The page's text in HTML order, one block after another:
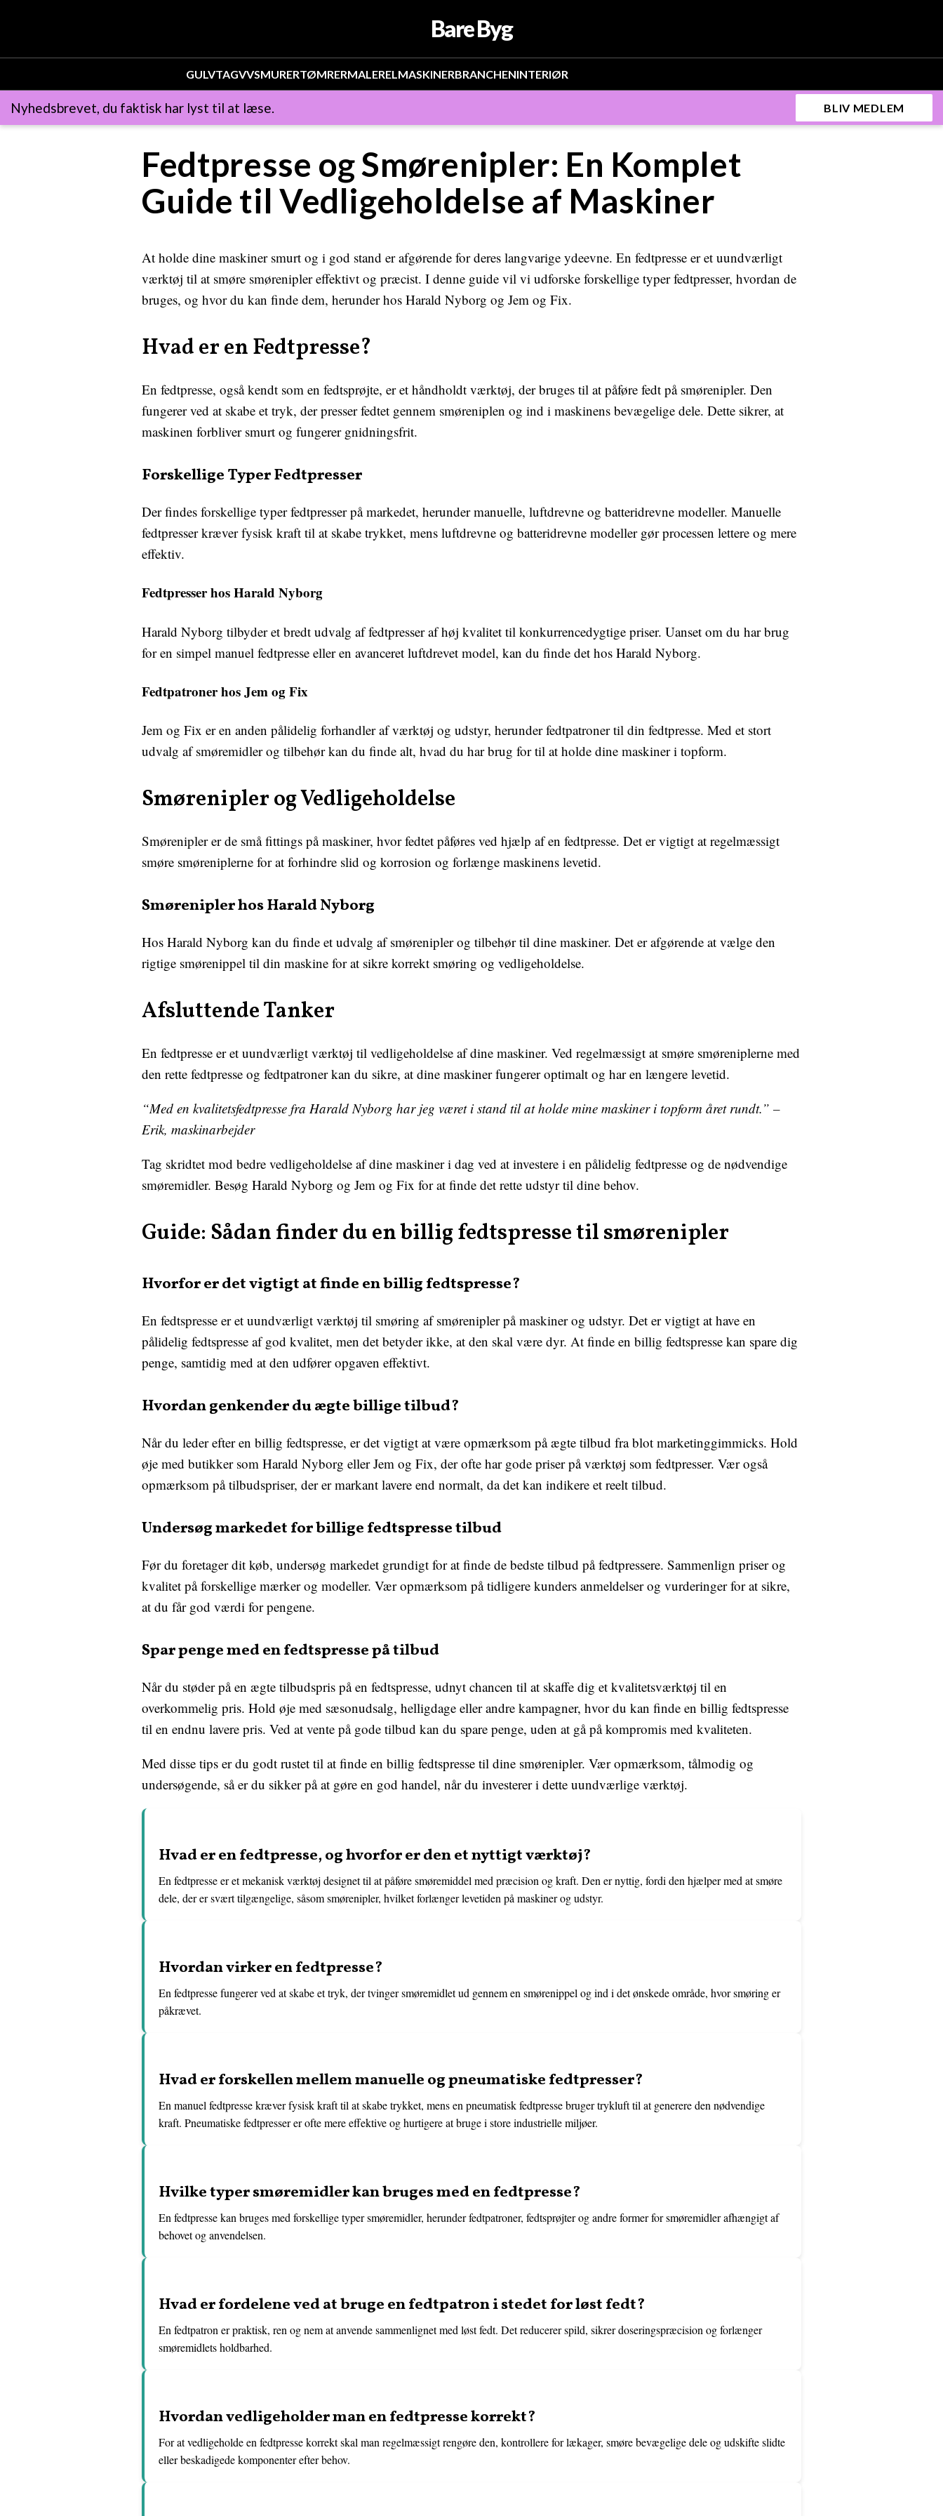
Bare Byg
GULVTAGVVSMURERTØMRERMALERELMASKINERBRANCHENINTERIØR
Nyhedsbrevet, du faktisk har lyst til at læse. BLIV MEDLEM
Fedtpresse og Smørenipler: En Komplet
Guide til Vedligeholdelse af Maskiner
At holde dine maskiner smurt og i god stand er afgørende for deres langvarige ydeevne. En fedtpresse er et uundværligt
værktøj til at smøre smørenipler effektivt og præcist. I denne guide vil vi udforske forskellige typer fedtpresser, hvordan de
bruges, og hvor du kan finde dem, herunder hos Harald Nyborg og Jem og Fix.
Hvad er en Fedtpresse?
En fedtpresse, også kendt som en fedtsprøjte, er et håndholdt værktøj, der bruges til at påføre fedt på smørenipler. Den
fungerer ved at skabe et tryk, der presser fedtet gennem smøreniplen og ind i maskinens bevægelige dele. Dette sikrer, at
maskinen forbliver smurt og fungerer gnidningsfrit.
Forskellige Typer Fedtpresser
Der findes forskellige typer fedtpresser på markedet, herunder manuelle, luftdrevne og batteridrevne modeller. Manuelle
fedtpresser kræver fysisk kraft til at skabe trykket, mens luftdrevne og batteridrevne modeller gør processen lettere og mere
effektiv.
Fedtpresser hos Harald Nyborg
Harald Nyborg tilbyder et bredt udvalg af fedtpresser af høj kvalitet til konkurrencedygtige priser. Uanset om du har brug
for en simpel manuel fedtpresse eller en avanceret luftdrevet model, kan du finde det hos Harald Nyborg.
Fedtpatroner hos Jem og Fix
Jem og Fix er en anden pålidelig forhandler af værktøj og udstyr, herunder fedtpatroner til din fedtpresse. Med et stort
udvalg af smøremidler og tilbehør kan du finde alt, hvad du har brug for til at holde dine maskiner i topform.
Smørenipler og Vedligeholdelse
Smørenipler er de små fittings på maskiner, hvor fedtet påføres ved hjælp af en fedtpresse. Det er vigtigt at regelmæssigt
smøre smøreniplerne for at forhindre slid og korrosion og forlænge maskinens levetid.
Smørenipler hos Harald Nyborg
Hos Harald Nyborg kan du finde et udvalg af smørenipler og tilbehør til dine maskiner. Det er afgørende at vælge den
rigtige smørenippel til din maskine for at sikre korrekt smøring og vedligeholdelse.
Afsluttende Tanker
En fedtpresse er et uundværligt værktøj til vedligeholdelse af dine maskiner. Ved regelmæssigt at smøre smøreniplerne med
den rette fedtpresse og fedtpatroner kan du sikre, at dine maskiner fungerer optimalt og har en længere levetid.
“Med en kvalitetsfedtpresse fra Harald Nyborg har jeg været i stand til at holde mine maskiner i topform året rundt.” –
Erik, maskinarbejder
Tag skridtet mod bedre vedligeholdelse af dine maskiner i dag ved at investere i en pålidelig fedtpresse og de nødvendige
smøremidler. Besøg Harald Nyborg og Jem og Fix for at finde det rette udstyr til dine behov.
Guide: Sådan finder du en billig fedtspresse til smørenipler
Hvorfor er det vigtigt at finde en billig fedtspresse?
En fedtspresse er et uundværligt værktøj til smøring af smørenipler på maskiner og udstyr. Det er vigtigt at have en
pålidelig fedtspresse af god kvalitet, men det betyder ikke, at den skal være dyr. At finde en billig fedtspresse kan spare dig
penge, samtidig med at den udfører opgaven effektivt.
Hvordan genkender du ægte billige tilbud?
Når du leder efter en billig fedtspresse, er det vigtigt at være opmærksom på ægte tilbud fra blot marketinggimmicks. Hold
øje med butikker som Harald Nyborg eller Jem og Fix, der ofte har gode priser på værktøj som fedtpresser. Vær også
opmærksom på tilbudspriser, der er markant lavere end normalt, da det kan indikere et reelt tilbud.
Undersøg markedet for billige fedtspresse tilbud
Før du foretager dit køb, undersøg markedet grundigt for at finde de bedste tilbud på fedtpressere. Sammenlign priser og
kvalitet på forskellige mærker og modeller. Vær opmærksom på tidligere kunders anmeldelser og vurderinger for at sikre,
at du får god værdi for pengene.
Spar penge med en fedtspresse på tilbud
Når du støder på en ægte tilbudspris på en fedtspresse, udnyt chancen til at skaffe dig et kvalitetsværktøj til en
overkommelig pris. Hold øje med sæsonudsalg, helligdage eller andre kampagner, hvor du kan finde en billig fedtspresse
til en endnu lavere pris. Ved at vente på gode tilbud kan du spare penge, uden at gå på kompromis med kvaliteten.
Med disse tips er du godt rustet til at finde en billig fedtspresse til dine smørenipler. Vær opmærksom, tålmodig og
undersøgende, så er du sikker på at gøre en god handel, når du investerer i dette uundværlige værktøj.
Hvad er en fedtpresse, og hvorfor er den et nyttigt værktøj?
En fedtpresse er et mekanisk værktøj designet til at påføre smøremiddel med præcision og kraft. Den er nyttig, fordi den hjælper med at smøre
dele, der er svært tilgængelige, såsom smørenipler, hvilket forlænger levetiden på maskiner og udstyr.
Hvordan virker en fedtpresse?
En fedtpresse fungerer ved at skabe et tryk, der tvinger smøremidlet ud gennem en smørenippel og ind i det ønskede område, hvor smøring er
påkrævet.
Hvad er forskellen mellem manuelle og pneumatiske fedtpresser?
En manuel fedtpresse kræver fysisk kraft til at skabe trykket, mens en pneumatisk fedtpresse bruger trykluft til at generere den nødvendige
kraft. Pneumatiske fedtpresser er ofte mere effektive og hurtigere at bruge i store industrielle miljøer.
Hvilke typer smøremidler kan bruges med en fedtpresse?
En fedtpresse kan bruges med forskellige typer smøremidler, herunder fedtpatroner, fedtsprøjter og andre former for smøremidler afhængigt af
behovet og anvendelsen.
Hvad er fordelene ved at bruge en fedtpatron i stedet for løst fedt?
En fedtpatron er praktisk, ren og nem at anvende sammenlignet med løst fedt. Det reducerer spild, sikrer doseringspræcision og forlænger
smøremidlets holdbarhed.
Hvordan vedligeholder man en fedtpresse korrekt?
For at vedligeholde en fedtpresse korrekt skal man regelmæssigt rengøre den, kontrollere for lækager, smøre bevægelige dele og udskifte slidte
eller beskadigede komponenter efter behov.